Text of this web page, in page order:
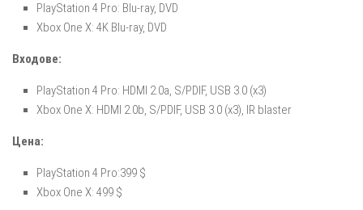
PlayStation 4 Pro: Blu-ray, DVD
Xbox One X: 4K Blu-ray, DVD
Входове:
PlayStation 4 Pro: HDMI 2.0a, S/PDIF, USB 3.0 (x3)
Xbox One X: HDMI 2.0b, S/PDIF, USB 3.0 (x3), IR blaster
Цена:
PlayStation 4 Pro:399 $
Xbox One X: 499 $